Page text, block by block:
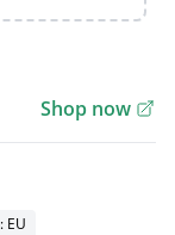
Shop now
EU